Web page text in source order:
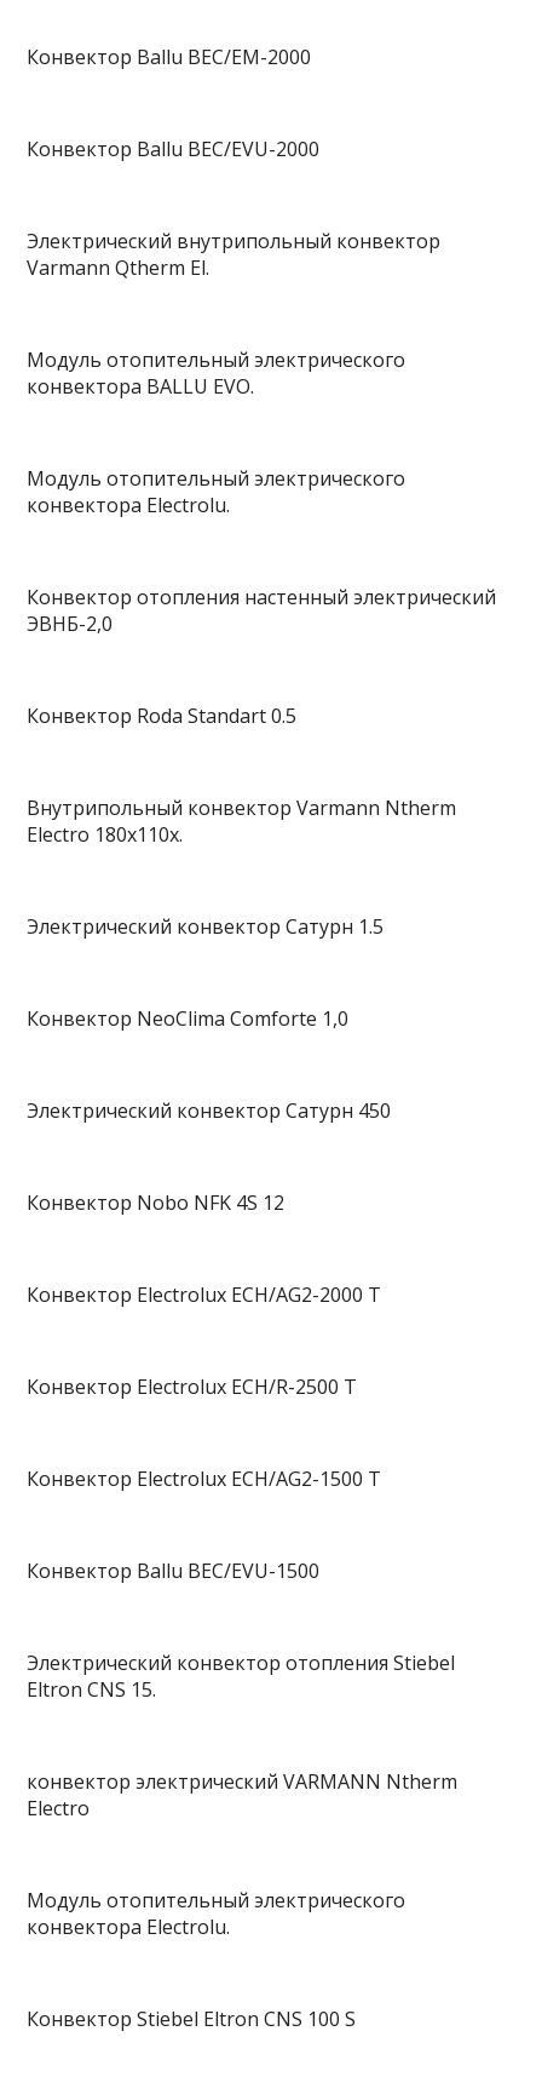
Конвектор Ballu BEC/EM-2000
Конвектор Ballu BEC/EVU-2000
Электрический внутрипольный конвектор
Varmann Qtherm El.
Модуль отопительный электрического
конвектора BALLU EVO.
Модуль отопительный электрического
конвектора Electrolu.
Конвектор отопления настенный электрический
ЭВНБ-2,0
Конвектор Roda Standart 0.5
Внутрипольный конвектор Varmann Ntherm
Electro 180x110x.
Электрический конвектор Сатурн 1.5
Конвектор NeoClima Comforte 1,0
Электрический конвектор Сатурн 450
Конвектор Nobo NFK 4S 12
Конвектор Electrolux ECH/AG2-2000 T
Конвектор Electrolux ECH/R-2500 T
Конвектор Electrolux ECH/AG2-1500 T
Конвектор Ballu BEC/EVU-1500
Электрический конвектор отопления Stiebel
Eltron CNS 15.
конвектор электрический VARMANN Ntherm
Electro
Модуль отопительный электрического
конвектора Electrolu.
Конвектор Stiebel Eltron CNS 100 S